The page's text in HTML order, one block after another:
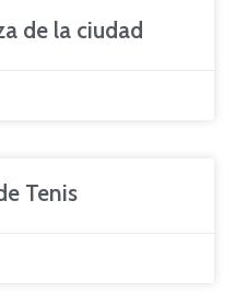
de la ciudad
Tenis